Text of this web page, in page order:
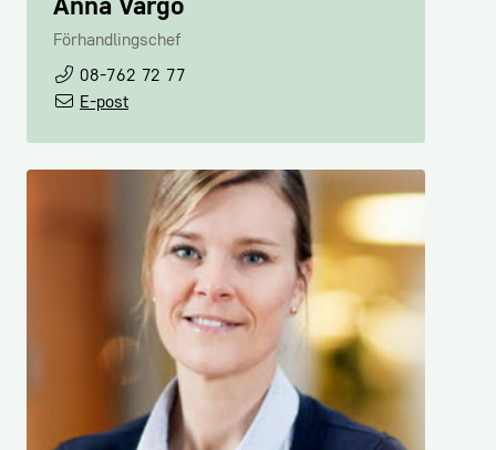
Ingela Hult
Medlemsadministratör
08-762 72 47
E-post
Anna Vargö
Förhandlingschef
08-762 72 77
E-post